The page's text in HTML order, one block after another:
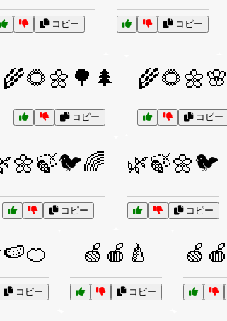
コピー コピー
🌾🌻🌼🌳🌲
コピー
🌾🌻🌼🌸
コピー
コピー
🌿🍃🌼🐦
コピー
コピー
🍏🍎🍐
コピー